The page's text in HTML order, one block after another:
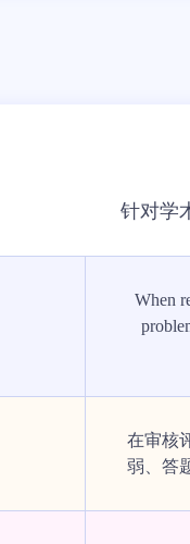
针对学
When
在审核
弱、答